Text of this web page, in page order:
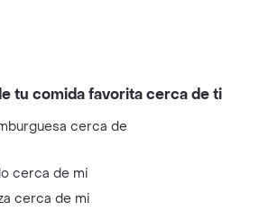
tu comida favorita cerca de ti
cerca de
cerca de mi
cerca de mi